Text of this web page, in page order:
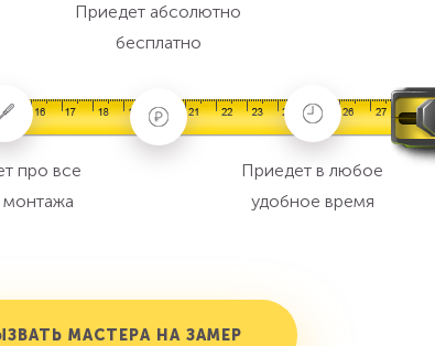
про все
Приедет абсолютно
бесплатно
Приедет в любое
удобное время
МАСТЕРА НА ЗАМЕР